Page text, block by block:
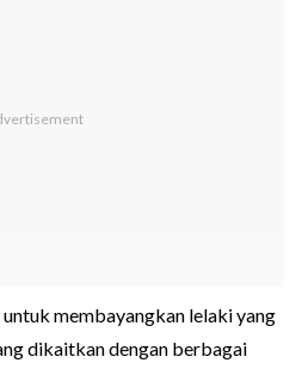
membayangkan lelaki yang
dikaitkan dengan berbagai